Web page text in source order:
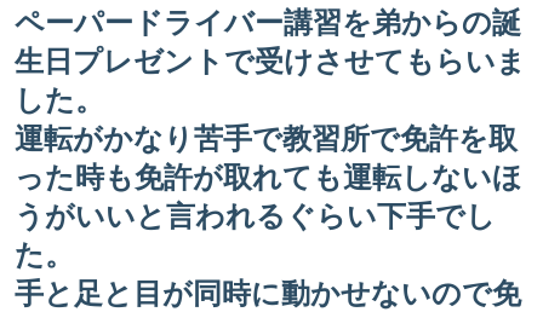
ペーパードライバー講習を弟からの誕
生日プレゼントで受けさせてもらいま
した。
運転がかなり苦手で教習所で免許を取
った時も免許が取れても運転しないほ
うがいいと言われるぐらい下手でし
た。
手と足と目が同時に動かせないので免